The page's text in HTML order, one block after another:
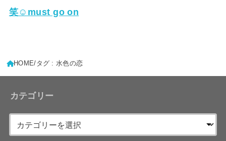
笑☺must go on
HOME タグ : 水色の恋
カテゴリー